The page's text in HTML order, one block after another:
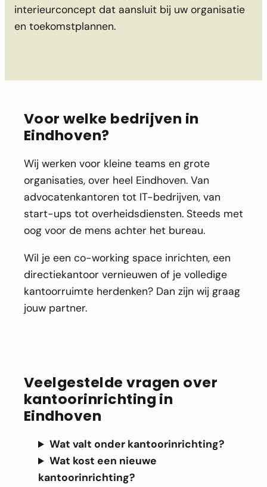
interieurconcept dat aansluit bij uw organisatie
en toekomstplannen.
Voor welke bedrijven in
Eindhoven?
Wij werken voor kleine teams en grote
organisaties, over heel Eindhoven. Van
advocatenkantoren tot IT-bedrijven, van
start-ups tot overheidsdiensten. Steeds met
oog voor de mens achter het bureau.
Wil je een co-working space inrichten, een
directiekantoor vernieuwen of je volledige
kantoorruimte herdenken? Dan zijn wij graag
jouw partner.
Veelgestelde vragen over
kantoorinrichting in
Eindhoven
Wat valt onder kantoorinrichting?
Wat kost een nieuwe
kantoorinrichting?